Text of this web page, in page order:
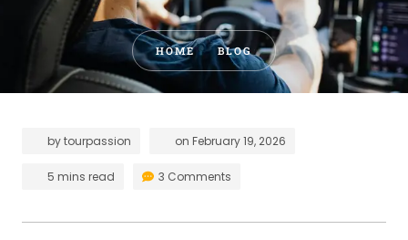
HOME BLOG
bytourpassion on February 19, 2026
5 mins read 3 Comments